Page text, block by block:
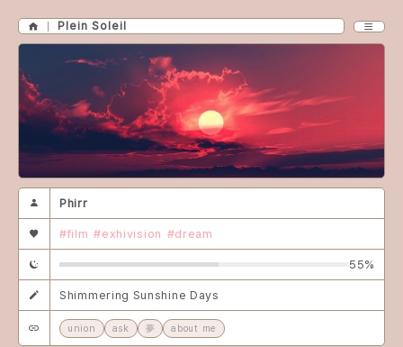
Plein Soleil
Phirr
#film #exhivision #dream
55%
Shimmering Sunshine Days
union ask 夢 about me